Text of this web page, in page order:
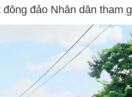
đảo Nhân dân tham